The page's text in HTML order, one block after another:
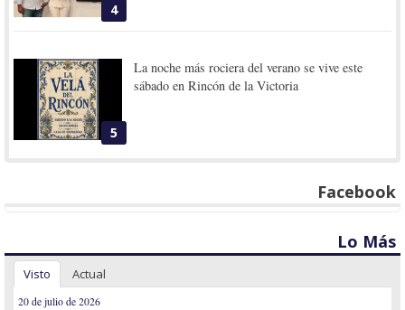
4
5
La noche más rociera del verano se vive este
sábado en Rincón de la Victoria
Facebook
Lo Más
Visto Actual
20 de julio de 2026